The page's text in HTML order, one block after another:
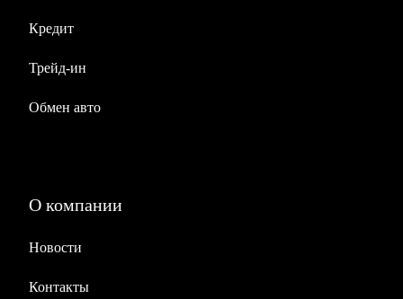
Кредит
Трейд-ин
Обмен авто
О компании
Новости
Контакты